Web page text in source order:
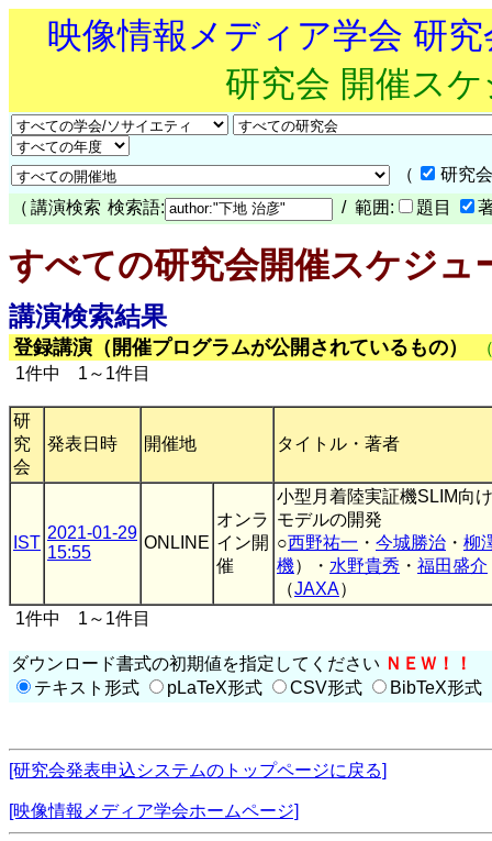
映像情報メディア学会 研
研究会 開催ス
（
研究
（ 講演検索 検索語: / 範囲: 題目
すべての研究会開催スケジュ
講演検索結果
登録講演（開催プログラムが公開されているもの）
1件中 1～1件目
研
究
会
発表日時 開催地 タイトル・著者
IST
2021-01-29
15:55
ONLINE
オンラ
イン開
催
小型月着陸実証機SLIM向
モデルの開発
○西野祐一 ・ 今城勝治 ・ 柳
機）・ 水野貴秀 ・ 福田盛介
（JAXA）
1件中 1～1件目
ダウンロード書式の初期値を指定してください ＮＥＷ！！
テキスト形式
pLaTeX形式 CSV形式 BibTeX形式
[研究会発表申込システムのトップページに戻る]
[映像情報メディア学会ホームページ]